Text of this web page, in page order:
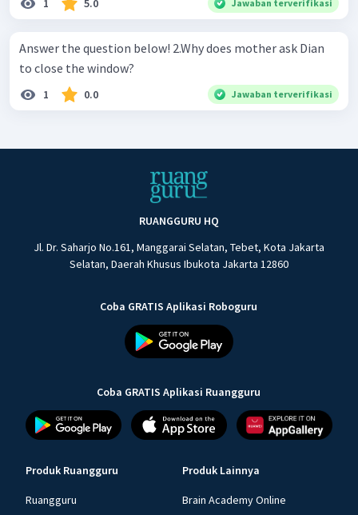
1 5.0 Jawaban terverifikasi
Answer the question below! 2.Why does mother ask Dian
to close the window?
1 0.0 Jawaban terverifikasi
RUANGGURU HQ
Jl. Dr. Saharjo No.161, Manggarai Selatan, Tebet, Kota Jakarta
Selatan, Daerah Khusus Ibukota Jakarta 12860
Coba GRATIS Aplikasi Roboguru
Coba GRATIS Aplikasi Ruangguru
Produk Ruangguru
Ruangguru
Produk Lainnya
Brain Academy Online